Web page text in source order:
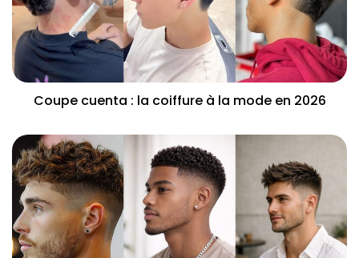
Coupe cuenta : la coiffure à la mode en 2026